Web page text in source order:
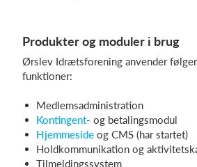
Produkter og moduler i brug
Ørslev Idrætsforening anvender
funktioner:
Medlemsadministration
Kontingent- og betalingsmodul
Hjemmeside og CMS (har startet)
Holdkommunikation og
Tilmeldingssystem